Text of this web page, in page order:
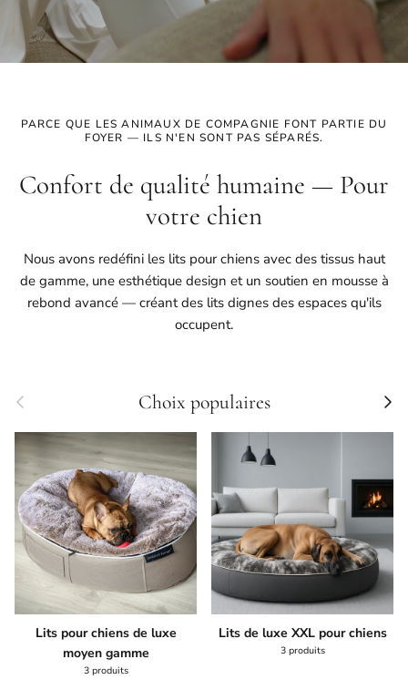
PARCE QUE LES ANIMAUX DE COMPAGNIE FONT PARTIE DU
FOYER — ILS N'EN SONT PAS SÉPARÉS.
Confort de qualité humaine — Pour
votre chien
Nous avons redéfini les lits pour chiens avec des tissus haut
de gamme, une esthétique design et un soutien en mousse à
rebond avancé — créant des lits dignes des espaces qu'ils
occupent.
Précédent Choix populaires
Lits pour chiens de luxe
moyen gamme
3 produits
Lits de luxe XXL pour chiens
3 produits